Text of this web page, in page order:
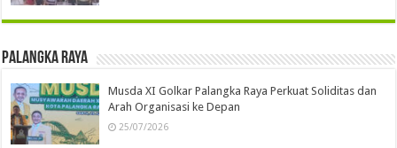
Palangka Raya
Musda XI Golkar Palangka Raya Perkuat Soliditas dan
Arah Organisasi ke Depan
25/07/2026